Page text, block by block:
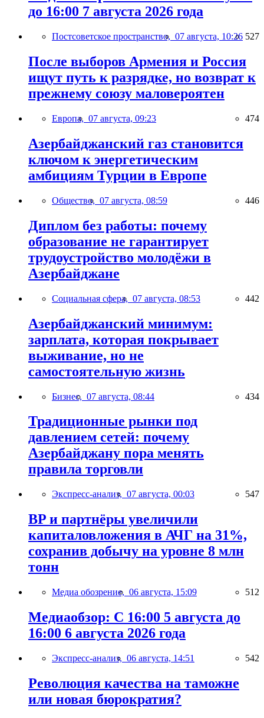
до 16:00 7 августа 2026 года
Постсоветское пространство, 07 августа, 10:26 527
После выборов Армения и Россия
ищут путь к разрядке, но возврат к
прежнему союзу маловероятен
Европа, 07 августа, 09:23 474
Азербайджанский газ становится
ключом к энергетическим
амбициям Турции в Европе
Общество, 07 августа, 08:59 446
Диплом без работы: почему
образование не гарантирует
трудоустройство молодёжи в
Азербайджане
Социальная сфера, 07 августа, 08:53 442
Азербайджанский минимум:
зарплата, которая покрывает
выживание, но не
самостоятельную жизнь
Бизнес, 07 августа, 08:44 434
Традиционные рынки под
давлением сетей: почему
Азербайджану пора менять
правила торговли
Экспресс-анализ, 07 августа, 00:03 547
BP и партнёры увеличили
капиталовложения в АЧГ на 31%,
сохранив добычу на уровне 8 млн
тонн
Медиа обозрение, 06 августа, 15:09 512
Медиаобзор: С 16:00 5 августа до
16:00 6 августа 2026 года
Экспресс-анализ, 06 августа, 14:51 542
Революция качества на таможне
или новая бюрократия?